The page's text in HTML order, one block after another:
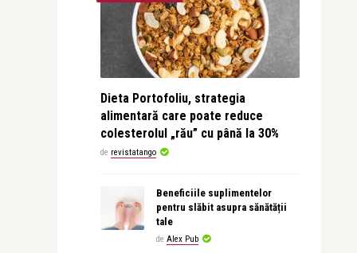
Dieta Portofoliu, strategia
alimentară care poate reduce
colesterolul „rău” cu până la 30%
de revistatango
Beneficiile suplimentelor
pentru slăbit asupra sănătății
tale
de Alex Pub